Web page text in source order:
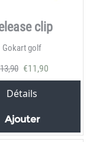
clip
Gokart golf
13,90 €11,90
Détails
Ajouter